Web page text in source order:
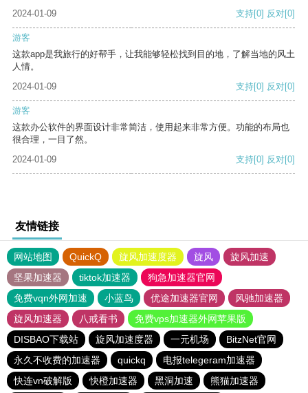
2024-01-09
支持[0] 反对[0]
游客
这款app是我旅行的好帮手，让我能够轻松找到目的地，了解当地的风土
人情。
2024-01-09
支持[0] 反对[0]
游客
这款办公软件的界面设计非常简洁，使用起来非常方便。功能的布局也
很合理，一目了然。
2024-01-09
支持[0] 反对[0]
友情链接
网站地图 QuickQ 旋风加速度器 旋风
旋风加速
坚果加速器
tiktok加速器
狗急加速器官网
免费vqn外网加速
小蓝鸟 优途加速器官网
风驰加速器
旋风加速器
八戒看书
免费vps加速器外网苹果版
DISBAO下载站
旋风加速度器 一元机场
BitzNet官网
永久不收费的加速器
quickq
电报telegeram加速器
快连vn破解版
快橙加速器 黑洞加速 熊猫加速器